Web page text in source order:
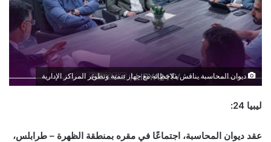
ديوان المحاسبة يناقش ملاحظاته مع جهاز تنمية وتطوير المراكز الإدارية
ليبيا 24:
عقد ديوان المحاسبة، اجتماعًا في مقره بمنطقة الظهرة – طرابلس،